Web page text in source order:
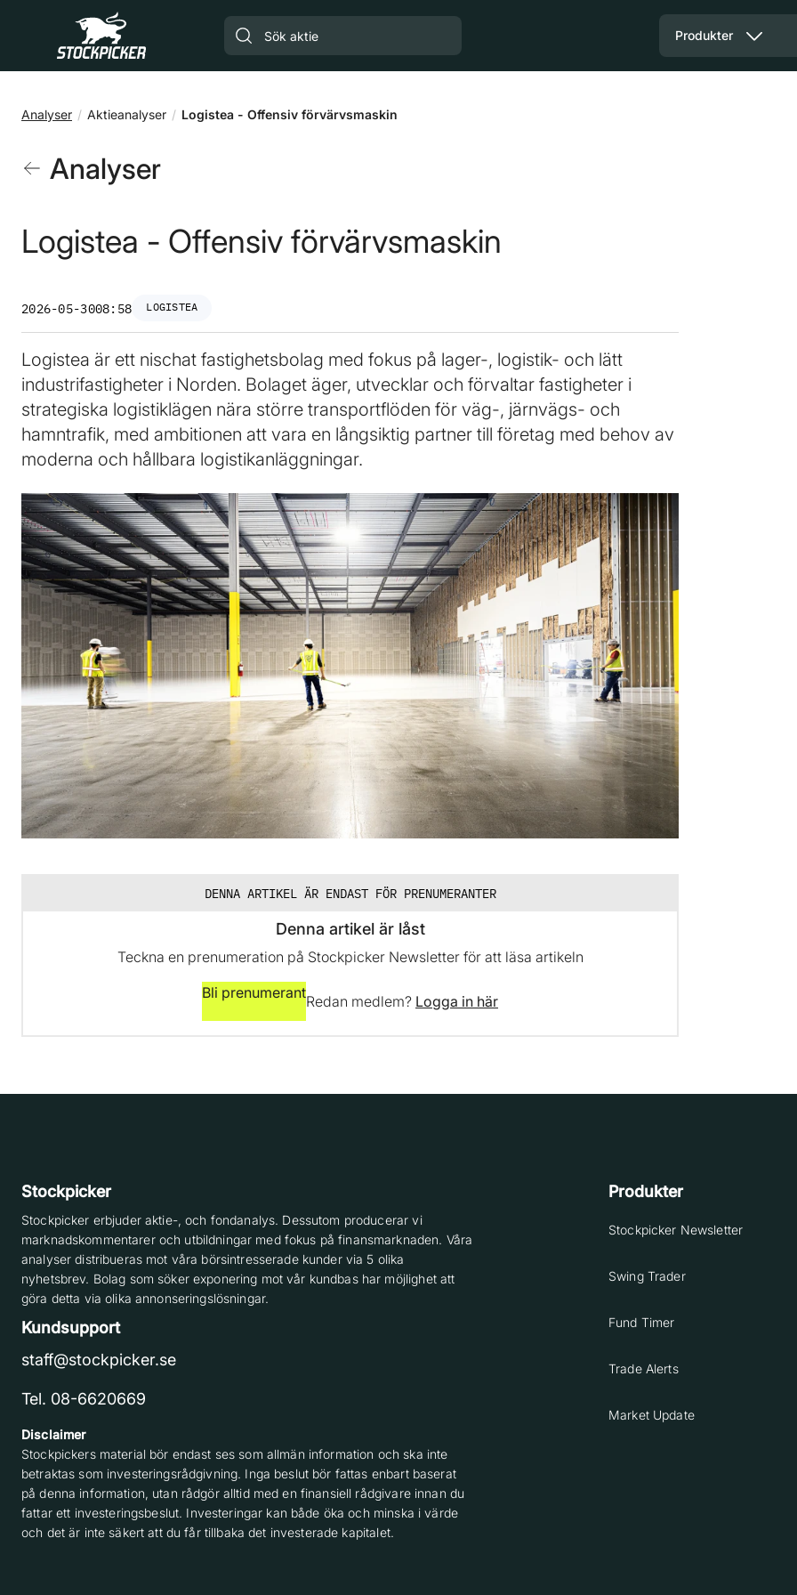
Gå till huvudinnehåll
Produkter
Analyser Aktieanalyser Logistea - Offensiv förvärvsmaskin
Analyser
Logistea - Offensiv förvärvsmaskin
2026-05-3008:58 LOGISTEA
Logistea är ett nischat fastighetsbolag med fokus på lager-, logistik- och lätt
industrifastigheter i Norden. Bolaget äger, utvecklar och förvaltar fastigheter i
strategiska logistiklägen nära större transportflöden för väg-, järnvägs- och
hamntrafik, med ambitionen att vara en långsiktig partner till företag med behov av
moderna och hållbara logistikanläggningar.
DENNA ARTIKEL ÄR ENDAST FÖR PRENUMERANTER
Denna artikel är låst
Teckna en prenumeration på Stockpicker Newsletter för att läsa artikeln
Bli prenumerantRedan medlem? Logga in här
Stockpicker
Stockpicker erbjuder aktie-, och fondanalys. Dessutom producerar vi
marknadskommentarer och utbildningar med fokus på finansmarknaden. Våra
analyser distribueras mot våra börsintresserade kunder via 5 olika
nyhetsbrev. Bolag som söker exponering mot vår kundbas har möjlighet att
göra detta via olika annonseringslösningar.
Kundsupport
staff@stockpicker.se
Tel. 08-6620669
Disclaimer
Stockpickers material bör endast ses som allmän information och ska inte
betraktas som investeringsrådgivning. Inga beslut bör fattas enbart baserat
på denna information, utan rådgör alltid med en finansiell rådgivare innan du
fattar ett investeringsbeslut. Investeringar kan både öka och minska i värde
och det är inte säkert att du får tillbaka det investerade kapitalet.
Produkter
Stockpicker Newsletter
Swing Trader
Fund Timer
Trade Alerts
Market Update